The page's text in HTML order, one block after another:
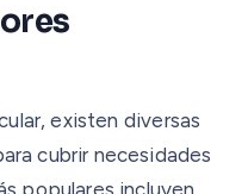
existen diversas
cubrir necesidades
populares incluyen